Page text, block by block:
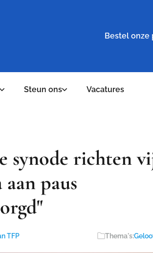
Bestel onze
Steun ons Vacatures
synode richten
paus
TFP Thema's: